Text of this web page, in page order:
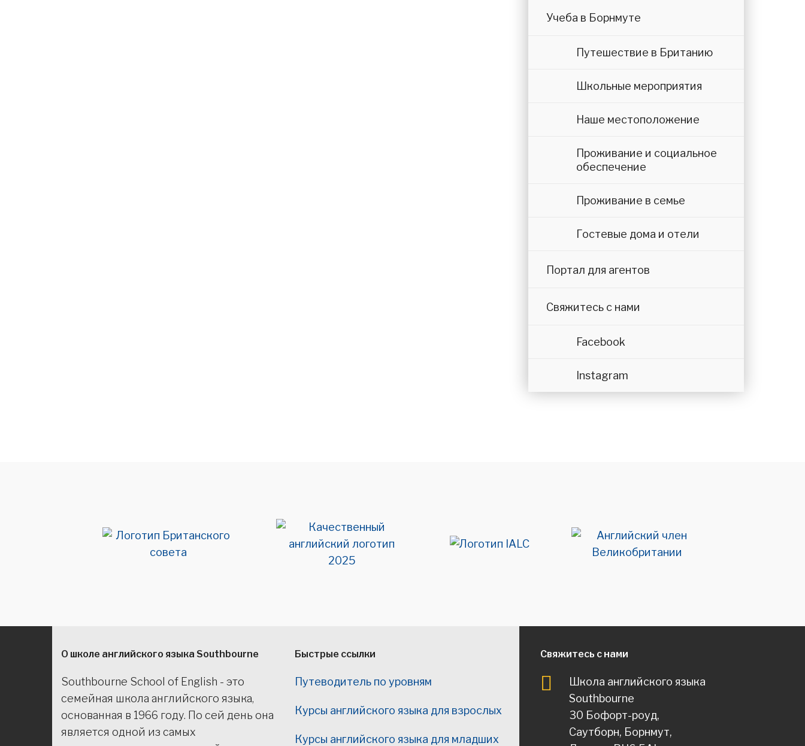
Учеба в Борнмуте
Путешествие в Британию
Школьные мероприятия
Наше местоположение
Проживание и социальное
обеспечение
Проживание в семье
Гостевые дома и отели
Портал для агентов
Свяжитесь с нами
Facebook
Instagram
О школе английского языка Southbourne
Southbourne School of English - это
семейная школа английского языка,
основанная в 1966 году. По сей день она
является одной из самых
Быстрые ссылки
Путеводитель по уровням
Курсы английского языка для взрослых
Курсы английского языка для младших
Свяжитесь с нами
Школа английского языка
Southbourne
30 Бофорт-роуд,
Саутборн, Борнмут,